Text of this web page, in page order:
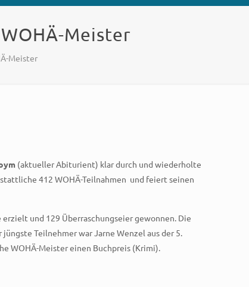
Meister
Meister
(aktueller Abiturient) klar durch und wiederholte
412 WOHÄ-Teilnahmen und feiert seinen
und 129 Überraschungseier gewonnen. Die
Teilnehmer war Jarne Wenzel aus der 5.
WOHÄ-Meister einen Buchpreis (Krimi).